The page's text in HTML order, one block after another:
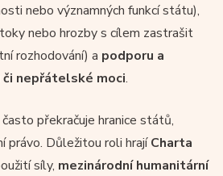
nebo významných funkcí státu),
nebo hrozby s cílem zastrašit
rozhodování) a podporu a
či nepřátelské moci.
překračuje hranice států,
právo. Důležitou roli hrajíCharta
síly, mezinárodní humanitární